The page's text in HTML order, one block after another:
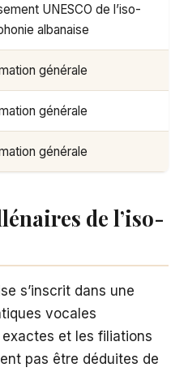
UNESCO de l’iso-
albanaise
générale
générale
générale
de l’iso-
s’inscrit dans une
vocales
et les filiations
pas être déduites de